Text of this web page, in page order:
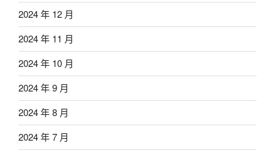
2024 年 12 月
2024 年 11 月
2024 年 10 月
2024 年 9 月
2024 年 8 月
2024 年 7 月